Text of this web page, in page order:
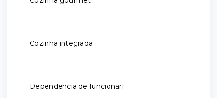
Cozinha integrada
Dependência de funcionári